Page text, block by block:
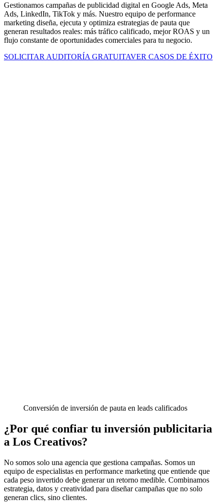
Gestionamos campañas de publicidad digital en Google Ads, Meta
Ads, LinkedIn, TikTok y más. Nuestro equipo de performance
marketing diseña, ejecuta y optimiza estrategias de pauta que
generan resultados reales: más tráfico calificado, mejor ROAS y un
flujo constante de oportunidades comerciales para tu negocio.
SOLICITAR AUDITORÍA GRATUITAVER CASOS DE ÉXITO
Conversión de inversión de pauta en leads calificados
¿Por qué confiar tu inversión publicitaria
a Los Creativos?
No somos solo una agencia que gestiona campañas. Somos un
equipo de especialistas en performance marketing que entiende que
cada peso invertido debe generar un retorno medible. Combinamos
estrategia, datos y creatividad para diseñar campañas que no solo
generan clics, sino clientes.